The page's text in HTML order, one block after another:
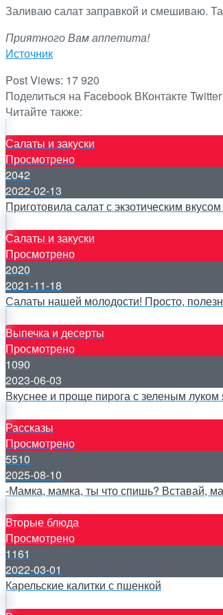
Заливаю салат заправкой и смешиваю.
Приятного Вам аппетита!
Источник
Post Views: 17 920
Поделиться на Facebook ВКонтактеTwitter
Читайте также:
Салаты и закуски
Просмотрено
2042
2022-02-13
Приготовила салат с экзотическим
Салаты и закуски
Просмотрено
2020
2021-11-18
Салаты нашей молодости! Просто,
Выпечка и десерты
Просмотрено
1090
2023-06-03
Вкуснее и проще пирога с зеленым
Рассказы
Просмотрено
5510
2025-08-10
-Мамка, мамка, ты что спишь? Вставай,
Вторые блюда
Просмотрено
1161
2022-03-01
Карельские калитки с пшенкой